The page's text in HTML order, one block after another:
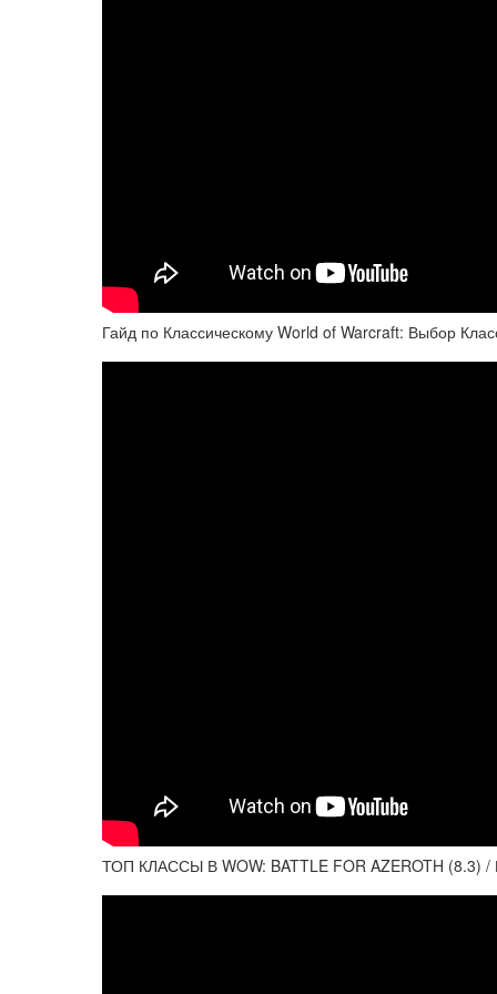
Гайд по Классическому World of Warcraft: Выбор
ТОП КЛАССЫ В WOW: BATTLE FOR AZEROTH (8.3)